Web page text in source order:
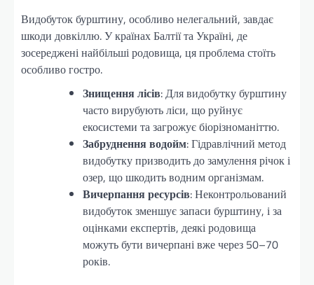
Видобуток бурштину, особливо нелегальний, завдає
шкоди довкіллю. У країнах Балтії та Україні, де
зосереджені найбільші родовища, ця проблема стоїть
особливо гостро.
Знищення лісів: Для видобутку бурштину
часто вирубують ліси, що руйнує
екосистеми та загрожує біорізноманіттю.
Забруднення водойм: Гідравлічний метод
видобутку призводить до замулення річок і
озер, що шкодить водним організмам.
Вичерпання ресурсів: Неконтрольований
видобуток зменшує запаси бурштину, і за
оцінками експертів, деякі родовища
можуть бути вичерпані вже через 50–70
років.